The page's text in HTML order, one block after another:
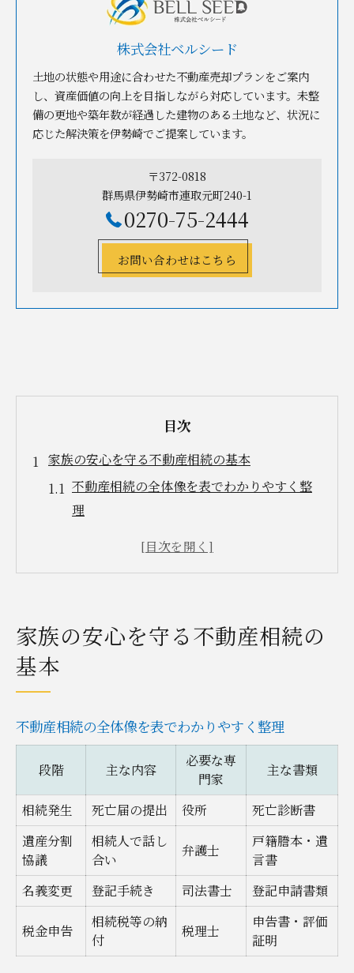
株式会社ベルシード
土地の状態や用途に合わせた不動産売却プランをご案内
し、資産価値の向上を目指しながら対応しています。未整
備の更地や築年数が経過した建物のある土地など、状況に
応じた解決策を伊勢崎でご提案しています。
〒372-0818
群馬県伊勢崎市連取元町240-1
0270-75-2444
お問い合わせはこちら
目次
家族の安心を守る不動産相続の基本
不動産相続の全体像を表でわかりやすく整
理
家族の安心を実現するための基礎知識
生前対策が不動産相続を円滑にする理由
事前の対策がもたらすメリットとは
トラブル回避に役立つ生前対策の実例
生前対策を始める最適なタイミングとは
不動産相続を考えるなら早期の準備が重要
早期準備による不動産相続の効果を一覧表
で確認
不動産相続の準備を始めるべき理由
遺産分割協議の進め方を押さえる
早めの対策がもたらす安心感とは
家族の安心を守る不動産相続の
基本
不動産相続の全体像を表でわかりやすく整理
段階 主な内容
必要な専
門家
主な書類
相続発生 死亡届の提出 役所
死亡診断書
遺産分割
協議
相続人で話し
合い
弁護士
戸籍謄本・遺
言書
名義変更
登記手続き 司法書士 登記申請書類
税金申告
相続税等の納
付
税理士
申告書・評価
証明